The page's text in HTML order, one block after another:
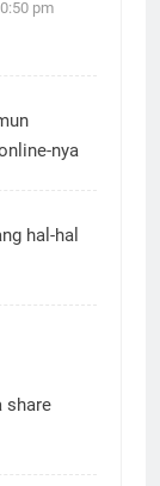
pm
nya
hal-hal
share